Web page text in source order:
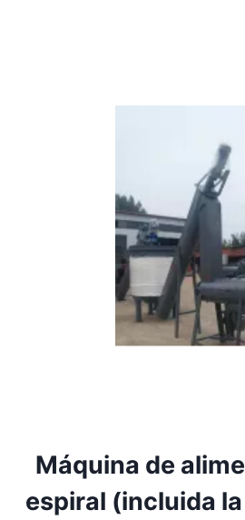
Máquina de
espiral (incluida